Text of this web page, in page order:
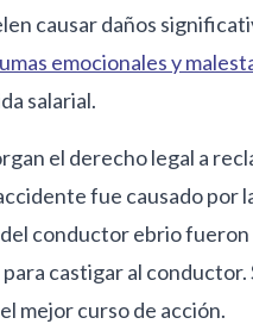
causar daños
emocionales y
salarial.
el derecho legal a
fue causado por
conductor ebrio
castigar al
mejor curso de acción.